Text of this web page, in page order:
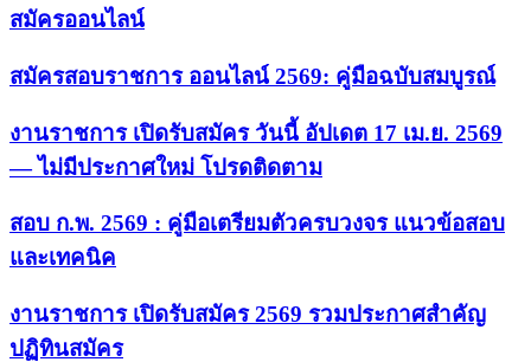
สมัครออนไลน์
สมัครสอบราชการ ออนไลน์ 2569: คู่มือฉบับสมบูรณ์
งานราชการ เปิดรับสมัคร วันนี้ อัปเดต 17 เม.ย. 2569
— ไม่มีประกาศใหม่ โปรดติดตาม
สอบ ก.พ. 2569 : คู่มือเตรียมตัวครบวงจร แนวข้อสอบ
และเทคนิค
งานราชการ เปิดรับสมัคร 2569 รวมประกาศสำคัญ
ปฏิทินสมัคร